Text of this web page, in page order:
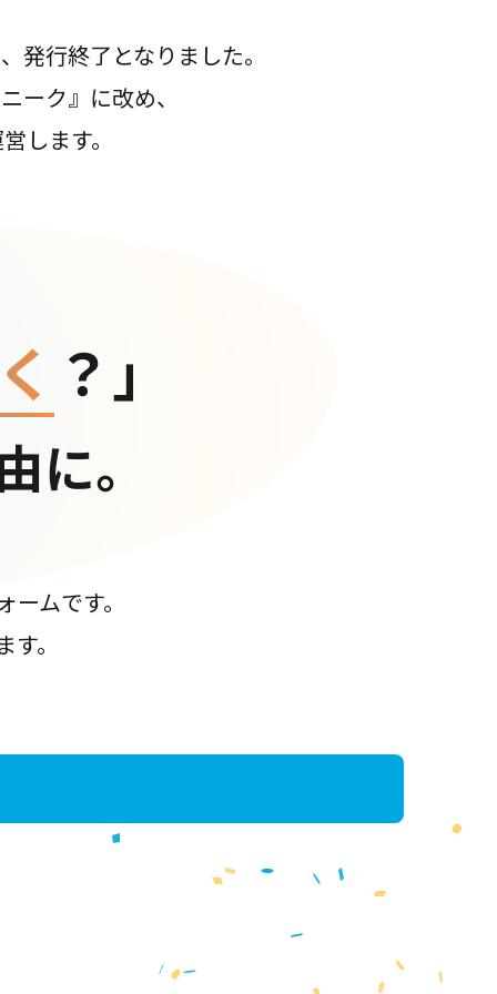
発行終了となりました。
ーク』に改め、
します。
？」
に。
ムです。
。